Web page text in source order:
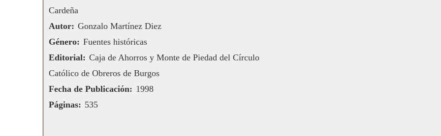
Cardeña
Autor: Gonzalo Martínez Diez
Género: Fuentes históricas
Editorial: Caja de Ahorros y Monte de Piedad del Círculo
Católico de Obreros de Burgos
Fecha de Publicación: 1998
Páginas: 535